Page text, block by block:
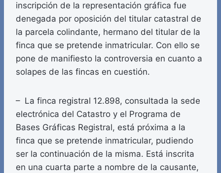
inscripción de la representación gráfica fue
denegada por oposición del titular catastral de
la parcela colindante, hermano del titular de la
finca que se pretende inmatricular. Con ello se
pone de manifiesto la controversia en cuanto a
solapes de las fincas en cuestión.
– La finca registral 12.898, consultada la sede
electrónica del Catastro y el Programa de
Bases Gráficas Registral, está próxima a la
finca que se pretende inmatricular, pudiendo
ser la continuación de la misma. Está inscrita
en una cuarta parte a nombre de la causante,